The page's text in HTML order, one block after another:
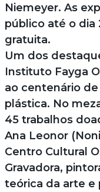
Niemeyer. As
público até o dia
gratuita.
Um dos
Instituto Fayga
ao centenário
plástica. No
45 trabalhos
Ana Leonor
Centro Cultural
Gravadora,
teórica da arte e